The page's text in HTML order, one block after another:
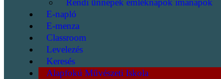
Rendi ünnepek emléknapok imanapok
E-napló
E-menza
Classroom
Levelezés
Keresés
Alapfokú Művészeti Iskola